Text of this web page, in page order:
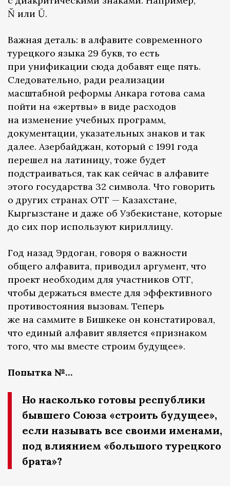
Ň или Ŭ.
Важная деталь: в алфавите современного
турецкого языка 29 букв, то есть
при унификации сюда добавят еще пять.
Следовательно, ради реализации
масштабной реформы Анкара готова сама
пойти на «жертвы» в виде расходов
на изменение учебных программ,
документации, указательных знаков и так
далее. Азербайджан, который с 1991 года
перешел на латиницу, тоже будет
подстраиваться, так как сейчас в алфавите
этого государства 32 символа. Что говорить
о других странах ОТГ — Казахстане,
Кыргызстане и даже об Узбекистане, которые
до сих пор используют кириллицу.
Год назад Эрдоган, говоря о важности
общего алфавита, приводил аргумент, что
проект необходим для участников ОТГ,
чтобы держаться вместе для эффективного
противостояния вызовам. Теперь
же на саммите в Бишкеке он констатировал,
что единый алфавит является «признаком
того, что мы вместе строим будущее».
Попытка №…
Но насколько готовы республики
бывшего Союза «строить будущее»,
если называть все своими именами,
под влиянием «большого турецкого
брата»?